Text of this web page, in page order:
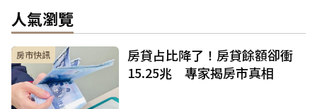
人氣瀏覽
房市快訊
房貸占比降了！房貸餘額卻衝
15.25兆 專家揭房市真相